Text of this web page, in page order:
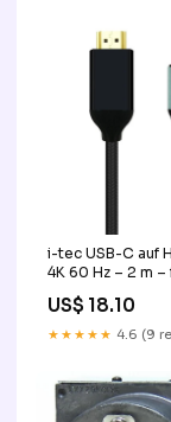
i-tec USB-C auf
4K 60 Hz – 2 m –
C/Thunderbolt 3
base-
US$ 18.10
★★★★★ 4.6 (9